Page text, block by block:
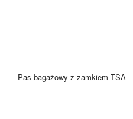
Pas bagażowy z zamkiem TSA